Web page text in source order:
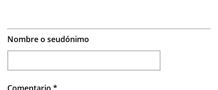
Nombre o seudónimo